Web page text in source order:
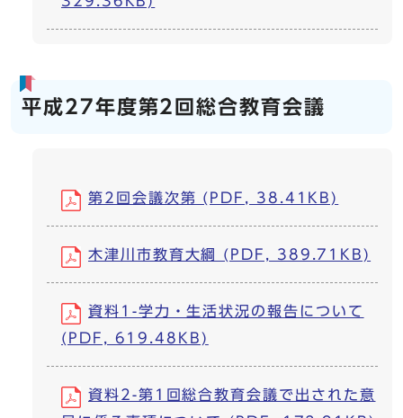
平成27年度第2回総合教育会議
第2回会議次第 (PDF, 38.41KB)
木津川市教育大綱 (PDF, 389.71KB)
資料1-学力・生活状況の報告について
(PDF, 619.48KB)
資料2-第1回総合教育会議で出された意